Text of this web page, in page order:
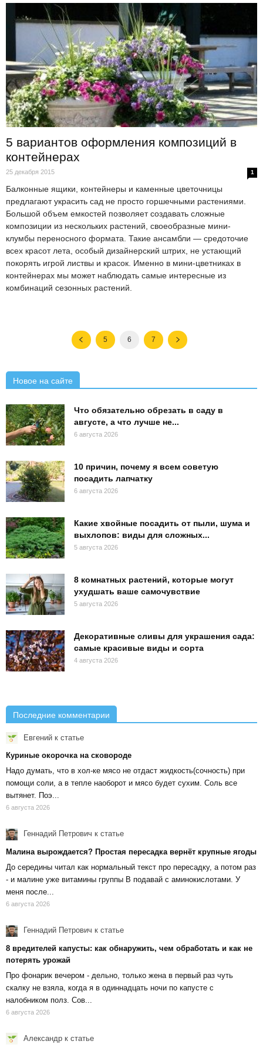
5 вариантов оформления композиций в
контейнерах
25 декабря 2015 1
Балконные ящики, контейнеры и каменные цветочницы
предлагают украсить сад не просто горшечными растениями.
Большой объем емкостей позволяет создавать сложные
композиции из нескольких растений, своеобразные мини-
клумбы переносного формата. Такие ансамбли — средоточие
всех красот лета, особый дизайнерский штрих, не устающий
покорять игрой листвы и красок. Именно в мини-цветниках в
контейнерах мы может наблюдать самые интересные из
комбинаций сезонных растений.
5 6 7
Новое на сайте
Что обязательно обрезать в саду в
августе, а что лучше не...
6 августа 2026
10 причин, почему я всем советую
посадить лапчатку
6 августа 2026
Какие хвойные посадить от пыли, шума и
выхлопов: виды для сложных...
5 августа 2026
8 комнатных растений, которые могут
ухудшать ваше самочувствие
5 августа 2026
Декоративные сливы для украшения сада:
самые красивые виды и сорта
4 августа 2026
Последние комментарии
Евгений к статье
Куриные окорочка на сковороде
Надо думать, что в хол-ке мясо не отдаст жидкость(сочность) при
помощи соли, а в тепле наоборот и мясо будет сухим. Соль все
вытянет. Поэ...
6 августа 2026
Геннадий Петрович к статье
Малина вырождается? Простая пересадка вернёт крупные ягоды
До середины читал как нормальный текст про пересадку, а потом раз
- и малине уже витамины группы В подавай с аминокислотами. У
меня после...
6 августа 2026
Геннадий Петрович к статье
8 вредителей капусты: как обнаружить, чем обработать и как не
потерять урожай
Про фонарик вечером - дельно, только жена в первый раз чуть
скалку не взяла, когда я в одиннадцать ночи по капусте с
налобником полз. Сов...
6 августа 2026
Александр к статье